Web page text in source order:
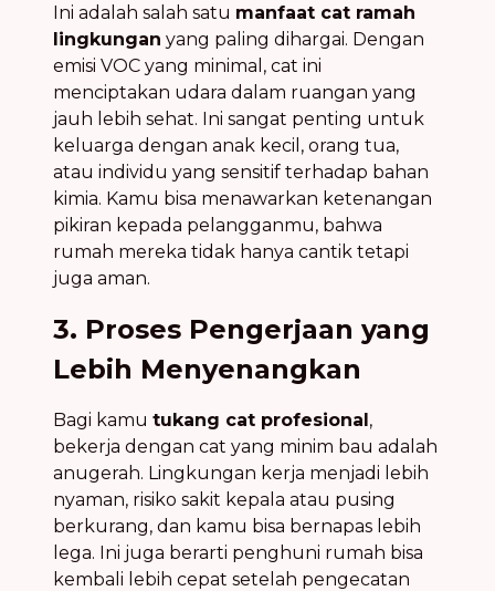
Ini adalah salah satu manfaat cat ramah
lingkungan yang paling dihargai. Dengan
emisi VOC yang minimal, cat ini
menciptakan udara dalam ruangan yang
jauh lebih sehat. Ini sangat penting untuk
keluarga dengan anak kecil, orang tua,
atau individu yang sensitif terhadap bahan
kimia. Kamu bisa menawarkan ketenangan
pikiran kepada pelangganmu, bahwa
rumah mereka tidak hanya cantik tetapi
juga aman.
3. Proses Pengerjaan yang
Lebih Menyenangkan
Bagi kamu tukang cat profesional,
bekerja dengan cat yang minim bau adalah
anugerah. Lingkungan kerja menjadi lebih
nyaman, risiko sakit kepala atau pusing
berkurang, dan kamu bisa bernapas lebih
lega. Ini juga berarti penghuni rumah bisa
kembali lebih cepat setelah pengecatan